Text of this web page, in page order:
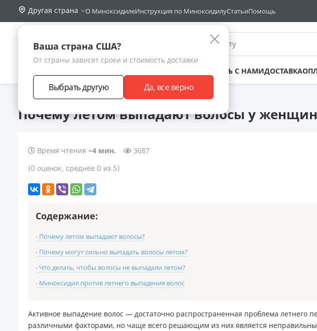
Другая страна
Ваша страна США?
От страны зависят сроки и стоимость доставки
Выбрать другую Да, все верно
О МиноксидилеИнструкция по МиноксидилуСтатьиПомощь
Поиск по сайту
ЗАРАБОТАТЬ С НАМИДОСТАВКА
Главная Почему летом выпадают волосы у женщин?
Почему летом выпадают волосы у
Время чтения ~4 мин. 3687
(0 оценок, среднее 0 из 5)
Содержание:
- Почему летом выпадают волосы?
- Почему могут сильно выпадать волосы летом?
- Что делать, чтобы волосы не выпадали летом?
- Миноксидил против летнего выпадения волос
Активное выпадение волос — достаточно распространенная проблема
различными факторами, но чаще всего решающим из них является